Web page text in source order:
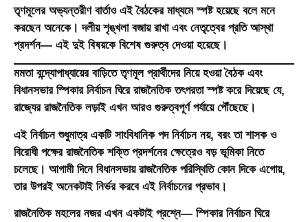
তৃণমূলের অভ্যন্তরীণ বার্তাও এই বৈঠকের মাধ্যমে স্পষ্ট হয়েছে বলে মনে
করছেন অনেকে। দলীয় শৃঙ্খলা বজায় রাখা এবং নেতৃত্বের প্রতি আস্থা
প্রদর্শন— এই দুই বিষয়কে বিশেষ গুরুত্ব দেওয়া হয়েছে।
মমতা বন্দ্যোপাধ্যায়ের বাড়িতে তৃণমূল প্রার্থীদের নিয়ে হওয়া বৈঠক এবং
বিধানসভার স্পিকার নির্বাচন ঘিরে রাজনৈতিক তৎপরতা স্পষ্ট করে দিয়েছে যে,
রাজ্যের রাজনৈতিক লড়াই এখন আরও গুরুত্বপূর্ণ পর্যায়ে পৌঁছেছে।
এই নির্বাচন শুধুমাত্র একটি সাংবিধানিক পদ নির্বাচন নয়, বরং তা শাসক ও
বিরোধী পক্ষের রাজনৈতিক শক্তি প্রদর্শনের ক্ষেত্রেও বড় ভূমিকা নিতে
চলেছে। আগামী দিনে বিধানসভায় রাজনৈতিক পরিস্থিতি কোন দিকে এগোয়,
তার উপরই অনেকটাই নির্ভর করবে এই নির্বাচনের প্রভাব।
রাজনৈতিক মহলের নজর এখন একটাই প্রশ্নে— স্পিকার নির্বাচন ঘিরে